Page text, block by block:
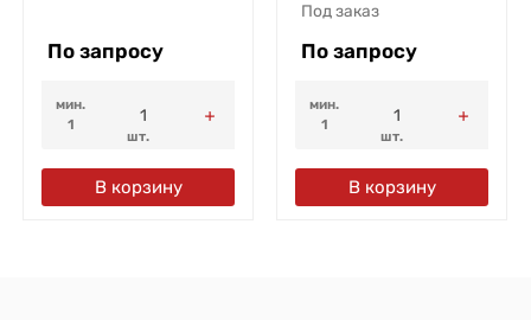
По запросу
мин.
1
шт.
В корзину
Под заказ
По запросу
мин.
1
шт.
В корзину